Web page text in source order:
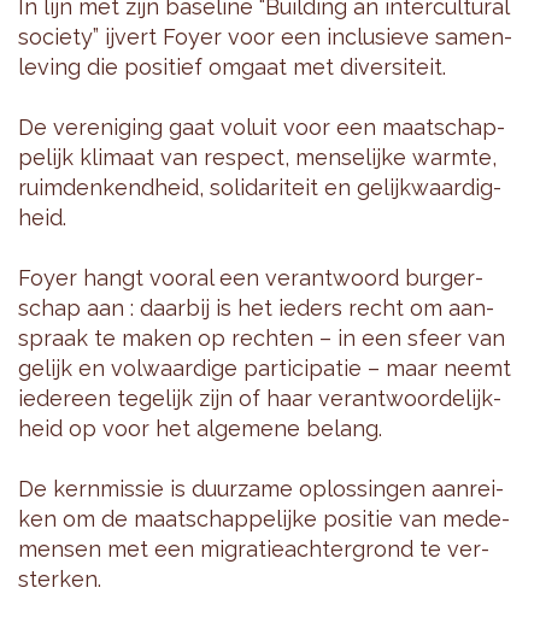
In lijn met zijn ba­se­li­ne “Buil­ding an in­ter­cul­tu­ral
so­ci­e­ty” ij­vert Foyer voor een in­clu­sie­ve sa­men­
le­ving die po­si­tief om­gaat met di­ver­si­teit.
De ver­e­ni­ging gaat vol­uit voor een maat­schap­
pe­lijk kli­maat van res­pect, men­se­lij­ke warm­te,
ruim­den­kend­heid, so­li­da­ri­teit en ge­lijk­waar­dig­
heid.
Foyer hangt voor­al een ver­ant­woord bur­ger­
schap aan : daar­bij is het ie­ders recht om aan­
spraak te maken op rech­ten – in een sfeer van
ge­lijk en vol­waar­di­ge par­ti­ci­pa­tie – maar neemt
ie­der­een te­ge­lijk zijn of haar ver­ant­woor­de­lijk­
heid op voor het al­ge­me­ne be­lang.
De kern­mis­sie is duur­za­me op­los­sin­gen aan­rei­
ken om de maat­schap­pe­lij­ke po­si­tie van me­de­
men­sen met een mi­gra­tie­ach­ter­grond te ver­
ster­ken.